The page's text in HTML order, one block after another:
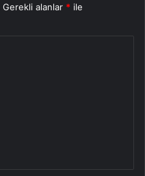
Gerekli alanlar * ile